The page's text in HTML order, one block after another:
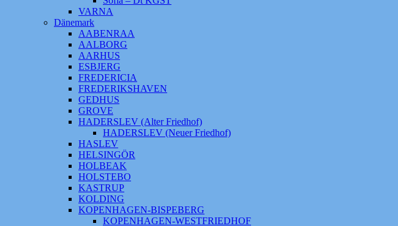
VARNA
Dänemark
AABENRAA
AALBORG
AARHUS
ESBJERG
FREDERICIA
FREDERIKSHAVEN
GEDHUS
GROVE
HADERSLEV (Alter Friedhof)
HADERSLEV (Neuer Friedhof)
HASLEV
HELSINGÖR
HOLBEAK
HOLSTEBO
KASTRUP
KOLDING
KOPENHAGEN-BISPEBERG
KOPENHAGEN-WESTFRIEDHOF